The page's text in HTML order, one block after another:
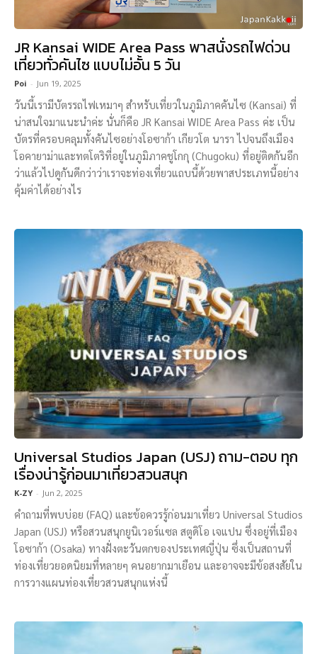
JR Kansai WIDE Area Pass พาสนั่งรถไฟด่วน
เที่ยวทั่วคันไซ แบบไม่อั้น 5 วัน
Poi - Jun 19, 2025
วันนี้เรามีบัตรรถไฟเหมาๆ สำหรับเที่ยวในภูมิภาคคันไซ (Kansai) ที่
น่าสนใจมาแนะนำค่ะ นั่นก็คือ JR Kansai WIDE Area Pass ค่ะ เป็น
บัตรที่ครอบคลุมทั้งคันไซอย่างโอซาก้า เกียวโต นารา ไปจนถึงเมือง
โอคายาม่าและทตโตริที่อยู่ในภูมิภาคชูโกกุ (Chugoku) ที่อยู่ติดกันอีก
ว่าแล้วไปดูกันดีกว่าว่าเราจะท่องเที่ยวแถบนี้ด้วยพาสประเภทนี้อย่าง
คุ้มค่าได้อย่างไร
Universal Studios Japan (USJ) ถาม-ตอบ ทุก
เรื่องน่ารู้ก่อนมาเที่ยวสวนสนุก
K-ZY - Jun 2, 2025
คำถามที่พบบ่อย (FAQ) และข้อควรรู้ก่อนมาเที่ยว Universal Studios
Japan (USJ) หรือสวนสนุกยูนิเวอร์แซล สตูดิโอ เจแปน ซึ่งอยู่ที่เมือง
โอซาก้า (Osaka) ทางฝั่งตะวันตกของประเทศญี่ปุ่น ซึ่งเป็นสถานที่
ท่องเที่ยวยอดนิยมที่หลายๆ คนอยากมาเยือน และอาจจะมีข้อสงสัยใน
การวางแผนท่องเที่ยวสวนสนุกแห่งนี้